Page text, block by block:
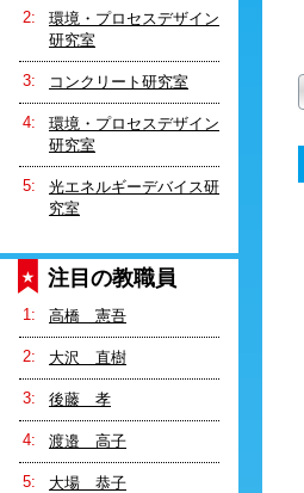
環境・プロセスデザイン
研究室
コンクリート研究室
環境・プロセスデザイン
研究室
光エネルギーデバイス研
究室
注目の教職員
高橋 憲吾
大沢 直樹
後藤 孝
渡邉 高子
大場 恭子